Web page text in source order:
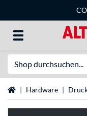
CO
StartseiteHardware